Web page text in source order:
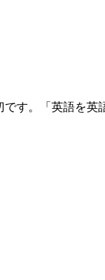
す。「英語を英